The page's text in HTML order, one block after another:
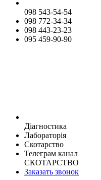
098 543-54-54
098 772-34-34
098 443-23-23
095 459-90-90
Діагностика
Лабораторія
Скотарство
Телеграм канал
СКОТАРСТВО
Заказать звонок